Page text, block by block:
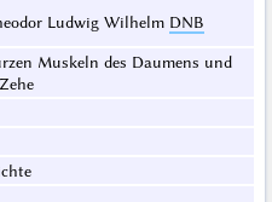
Ludwig Wilhelm DNB
Muskeln des Daumens und